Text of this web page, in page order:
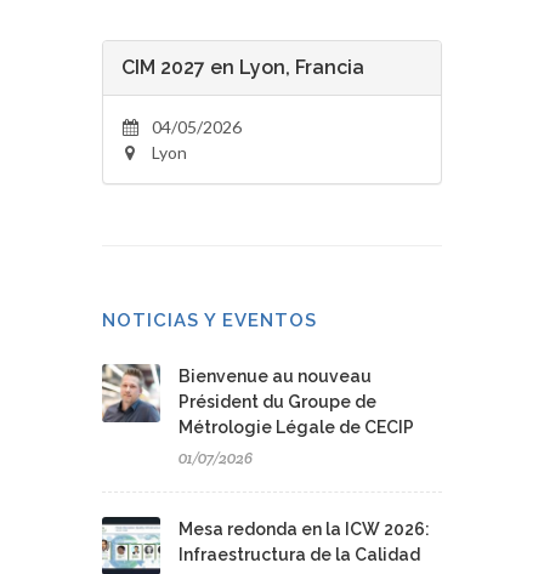
CIM 2027 en Lyon, Francia
04/05/2026
Lyon
NOTICIAS Y EVENTOS
Bienvenue au nouveau
Président du Groupe de
Métrologie Légale de CECIP
01/07/2026
Mesa redonda en la ICW 2026:
Infraestructura de la Calidad